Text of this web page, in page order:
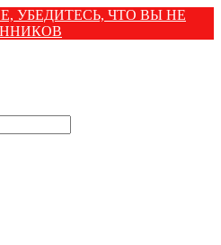
УБЕДИТЕСЬ, ЧТО ВЫ НЕ